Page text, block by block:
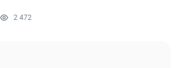
2 472